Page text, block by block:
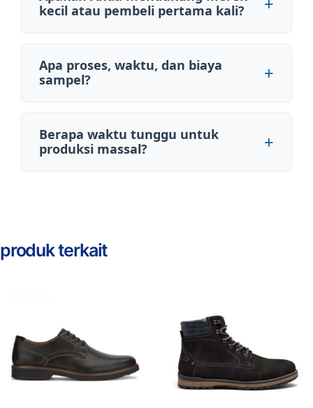
kecil atau pembeli pertama kali?
Apa proses, waktu, dan biaya
sampel?
Berapa waktu tunggu untuk
produksi massal?
produk terkait